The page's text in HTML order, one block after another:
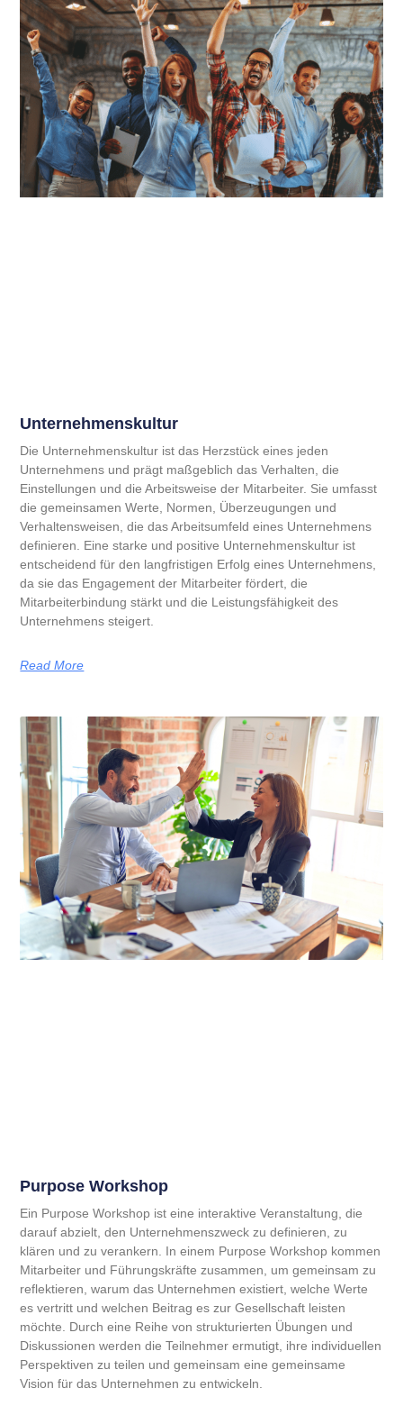
Unternehmenskultur
Die Unternehmenskultur ist das Herzstück eines jeden
Unternehmens und prägt maßgeblich das Verhalten, die
Einstellungen und die Arbeitsweise der Mitarbeiter. Sie umfasst
die gemeinsamen Werte, Normen, Überzeugungen und
Verhaltensweisen, die das Arbeitsumfeld eines Unternehmens
definieren. Eine starke und positive Unternehmenskultur ist
entscheidend für den langfristigen Erfolg eines Unternehmens,
da sie das Engagement der Mitarbeiter fördert, die
Mitarbeiterbindung stärkt und die Leistungsfähigkeit des
Unternehmens steigert.
Read More
Purpose Workshop
Ein Purpose Workshop ist eine interaktive Veranstaltung, die
darauf abzielt, den Unternehmenszweck zu definieren, zu
klären und zu verankern. In einem Purpose Workshop kommen
Mitarbeiter und Führungskräfte zusammen, um gemeinsam zu
reflektieren, warum das Unternehmen existiert, welche Werte
es vertritt und welchen Beitrag es zur Gesellschaft leisten
möchte. Durch eine Reihe von strukturierten Übungen und
Diskussionen werden die Teilnehmer ermutigt, ihre individuellen
Perspektiven zu teilen und gemeinsam eine gemeinsame
Vision für das Unternehmen zu entwickeln.